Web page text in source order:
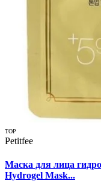
TOP
Petitfee
Маска для лица
Hydrogel Mask...